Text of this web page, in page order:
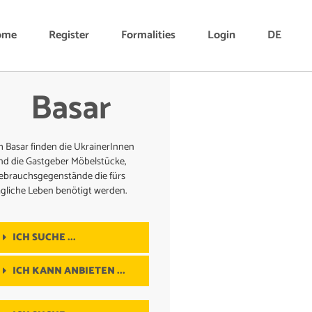
Register Formalities Login DE
Basar
Basar finden die UkrainerInnen
die Gastgeber Möbelstücke,
die fürs
Leben benötigt werden.
ICH SUCHE ...
ICH KANN ANBIETEN ...